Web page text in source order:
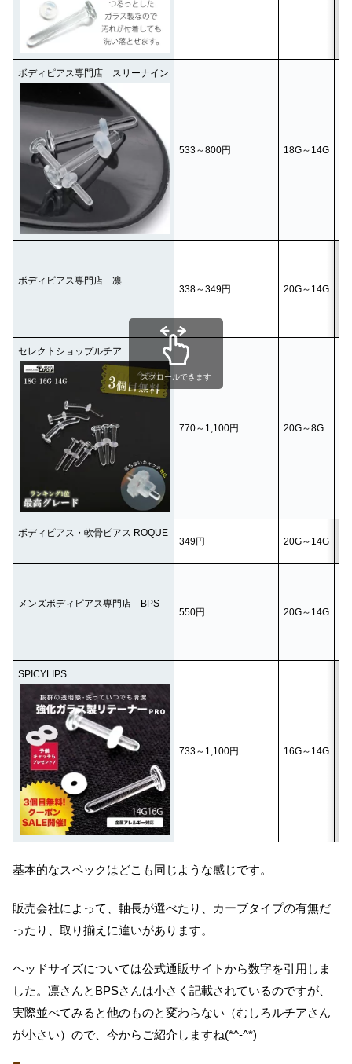
ボディピアス専門店 スリーナイン
533～800円 18G～14G
ボディピアス専門店 凛
338～349円 20G～14G
セレクトショップルチア
770～1,100円 20G～8G
ボディピアス・軟骨ピアス ROQUE
349円 20G～14G
メンズボディピアス専門店 BPS
550円 20G～14G
SPICYLIPS
733～1,100円 16G～14G
スクロールできます
基本的なスペックはどこも同じような感じです。
販売会社によって、軸長が選べたり、カーブタイプの有無だ
ったり、取り揃えに違いがあります。
ヘッドサイズについては公式通販サイトから数字を引用しま
した。凛さんとBPSさんは小さく記載されているのですが、
実際並べてみると他のものと変わらない（むしろルチアさん
が小さい）ので、今からご紹介しますね(*^-^*)